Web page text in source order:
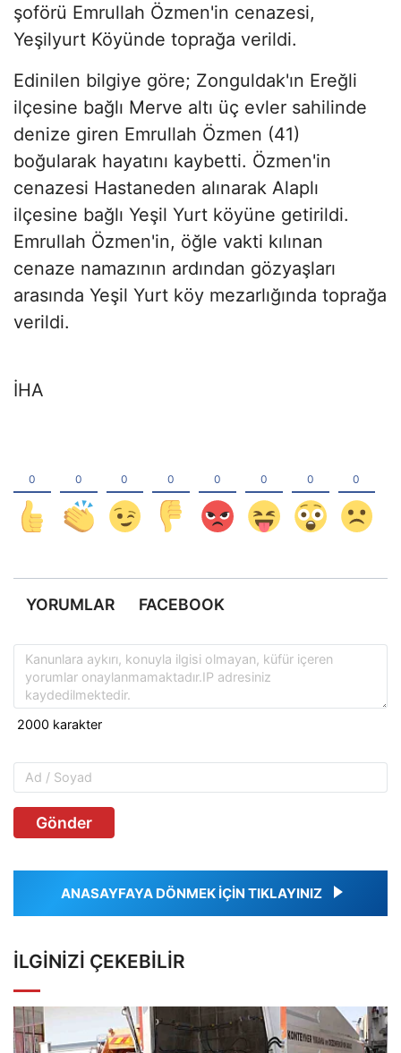
şoförü Emrullah Özmen'in cenazesi,
Yeşilyurt Köyünde toprağa verildi.
Edinilen bilgiye göre; Zonguldak'ın Ereğli
ilçesine bağlı Merve altı üç evler sahilinde
denize giren Emrullah Özmen (41)
boğularak hayatını kaybetti. Özmen'in
cenazesi Hastaneden alınarak Alaplı
ilçesine bağlı Yeşil Yurt köyüne getirildi.
Emrullah Özmen'in, öğle vakti kılınan
cenaze namazının ardından gözyaşları
arasında Yeşil Yurt köy mezarlığında toprağa
verildi.
İHA
YORUMLAR FACEBOOK
Gönder
ANASAYFAYA DÖNMEK İÇİN TIKLAYINIZ
İLGINIZI ÇEKEBILIR